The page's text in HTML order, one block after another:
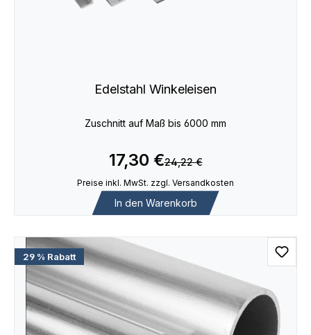
Edelstahl Winkeleisen
Zuschnitt auf Maß bis 6000 mm
17,30 €24,22 €
Preise inkl. MwSt. zzgl. Versandkosten
In den Warenkorb
29 % Rabatt